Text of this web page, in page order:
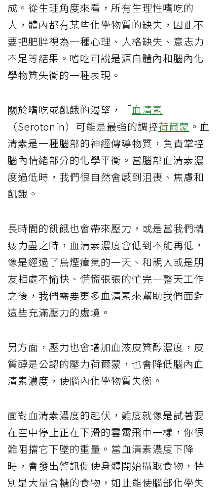
成。從生理角度來看，所有生理性嗜吃的
人，體內都有某些化學物質的缺失，因此不
要把肥胖視為一種心理、人格缺失、意志力
不足等結果。嗜吃可說是源自體內和腦內化
學物質失衡的一種表現。
關於嗜吃或飢餓的渴望，「血清素 」
（Serotonin）可能是最強的調控荷爾蒙 。血
清素是一種腦部的神經傳導物質，負責掌控
腦內情緒部分的化學平衡。當腦部血清素濃
度過低時，我們很自然會感到沮喪、焦慮和
飢餓。
長時間的飢餓也會帶來壓力，或是當我們精
疲力盡之時，血清素濃度會低到不能再低，
像是經過了烏煙瘴氣的一天、和親人或是朋
友相處不愉快、慌慌張張的忙完一整天工作
之後，我們需要更多血清素來幫助我們面對
這些充滿壓力的處境。
另方面，壓力也會增加血液皮質醇濃度，皮
質醇是公認的壓力荷爾蒙，也會降低腦內血
清素濃度，使腦內化學物質失衡。
面對血清素濃度的起伏，難度就像是試著要
在空中停止正在下滑的雲霄飛車一樣，你很
難阻擋它下墜的重量。當血清素濃度下降
時，會發出警訊促使身體開始攝取食物，特
別是大量含糖的食物，如此能使腦部化學失